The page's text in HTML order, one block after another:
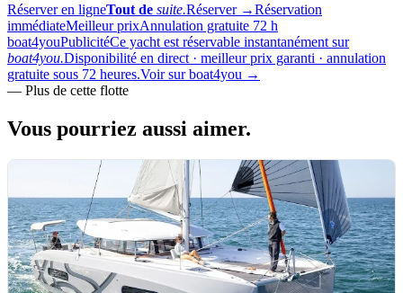
Réserver en ligneTout de suite.Réserver →Réservation
immédiateMeilleur prixAnnulation gratuite 72 h
boat4youPublicitéCe yacht est réservable instantanément sur
boat4you.Disponibilité en direct · meilleur prix garanti · annulation
gratuite sous 72 heures.Voir sur boat4you →
— Plus de cette flotte
Vous pourriez aussi aimer.